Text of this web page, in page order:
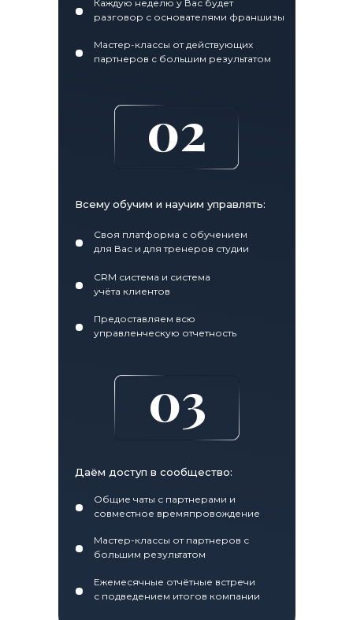
Всему обучим и научим управлять:
02
Своя платформа с обучением
для Вас и для тренеров студии
CRM система и система
учёта клиентов
Предоставляем всю
управленческую отчетность
Даём доступ в сообщество:
03
Общие чаты с партнерами и
совместное времяпровождение
Мастер-классы от партнеров с
большим результатом
Ежемесячные отчётные встречи
с подведением итогов компании
Каждую неделю у Вас будет
разговор с основателями франшизы
Мастер-классы от действующих
партнеров с большим результатом